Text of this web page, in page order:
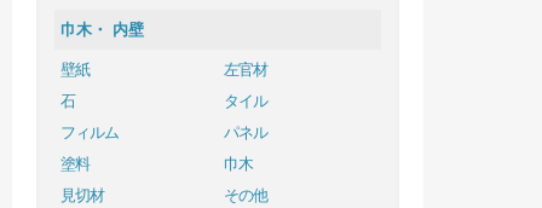
巾木・ 内壁
壁紙
左官材
石
タイル
フィルム
パネル
塗料
巾木
見切材
その他